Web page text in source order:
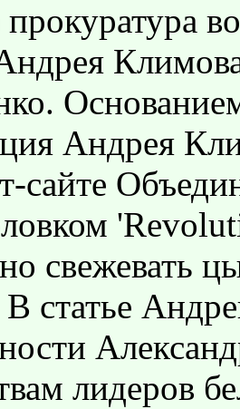
Андрея
сайте
свежевать
В статье
лидеров